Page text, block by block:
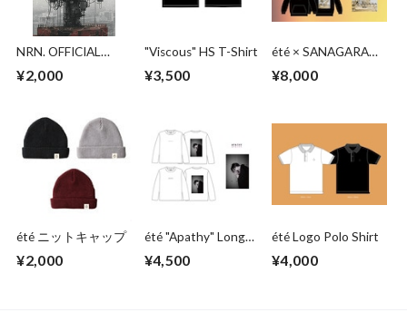
NRN. OFFICIAL
¥2,000
"Viscous" HS T-Shirt
¥3,500
été × SANAGARA
¥8,000
été ニットキャップ
¥2,000
été "Apathy" Long
¥4,500
été Logo Polo Shirt
¥4,000